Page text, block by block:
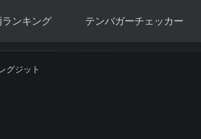
ンキング テンバガーチェッカー
グジット